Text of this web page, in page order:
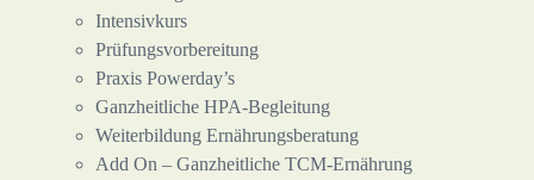
Intensivkurs
Prüfungsvorbereitung
Praxis Powerday’s
Ganzheitliche HPA-Begleitung
Weiterbildung Ernährungsberatung
Add On – Ganzheitliche TCM-Ernährung